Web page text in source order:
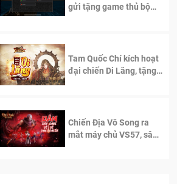
gửi tặng game thủ bộ
Tam Quốc Chí kích hoạt
đại chiến Di Lăng, tặng
Chiến Địa Vô Song ra
mắt máy chủ VS57, sân